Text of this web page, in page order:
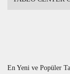
En Yeni ve Popüler